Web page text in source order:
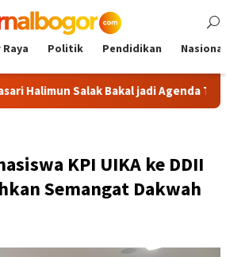
Politik Pendidikan Nasional
Salak Bakal jadi Agenda Tahunan
KPI UIKA ke DDII
Semangat Dakwah